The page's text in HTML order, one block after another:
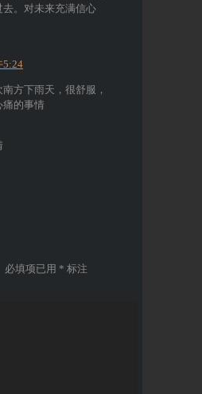
。对未来充满信心
5:24
方下雨天，很舒服，
痛的事情
必填项已用 * 标注